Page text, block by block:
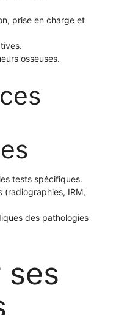
prise en charge et
osseuses.
tests spécifiques.
(radiographies, IRM,
des pathologies
ses